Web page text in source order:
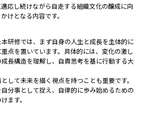
応し続けながら自走する組織文化の醸成に向
けとなる内容です。
研修では、まず自身の人生と成長を主体的に
点を置いています。具体的には、変化の激し
長構造を理解し、自責思考を基に行動する大
して未来を描く視点を持つことも重要です。
分事として捉え、自律的に歩み始めるための
ます。